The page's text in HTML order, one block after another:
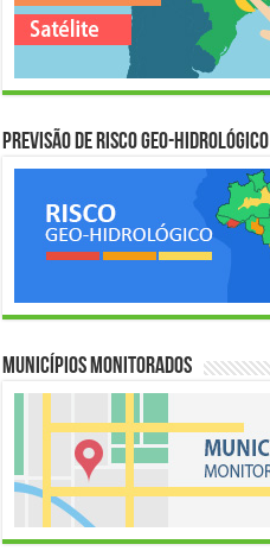
Previsão de Risco Geo-Hidrológico
Municípios Monitorados